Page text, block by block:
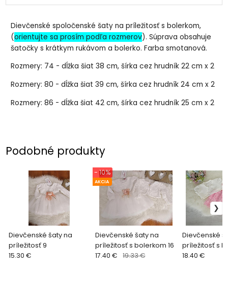
Dievčenské spoločenské šaty na príležitosť s bolerkom,
(orientujte sa prosím podľa rozmerov). Súprava obsahuje
šatočky s krátkym rukávom a bolerko. Farba smotanová.
Rozmery: 74 - dĺžka šiat 38 cm, šírka cez hrudník 22 cm x 2
Rozmery: 80 - dĺžka šiat 39 cm, šírka cez hrudník 24 cm x 2
Rozmery: 86 - dĺžka šiat 42 cm, šírka cez hrudník 25 cm x 2
Podobné produkty
Dievčenské šaty na
príležitosť 9
15.30 €
Dievčenské šaty na
príležitosť s bolerkom 16
AKCIA
- 10%
17.40 € 19.33 €
Dievčenské
príležitosť s
18.40 €